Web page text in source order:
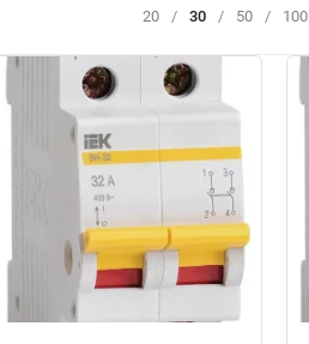
20 / 30 / 50 / 100